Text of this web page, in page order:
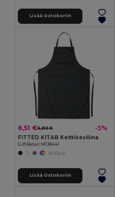
Lisää Ostokoriin
6,51 €6,83 € -5%
FITTED KITAB Keittiöesiliina
GiftRetail MO8441
+8 Värit
Lisää Ostokoriin